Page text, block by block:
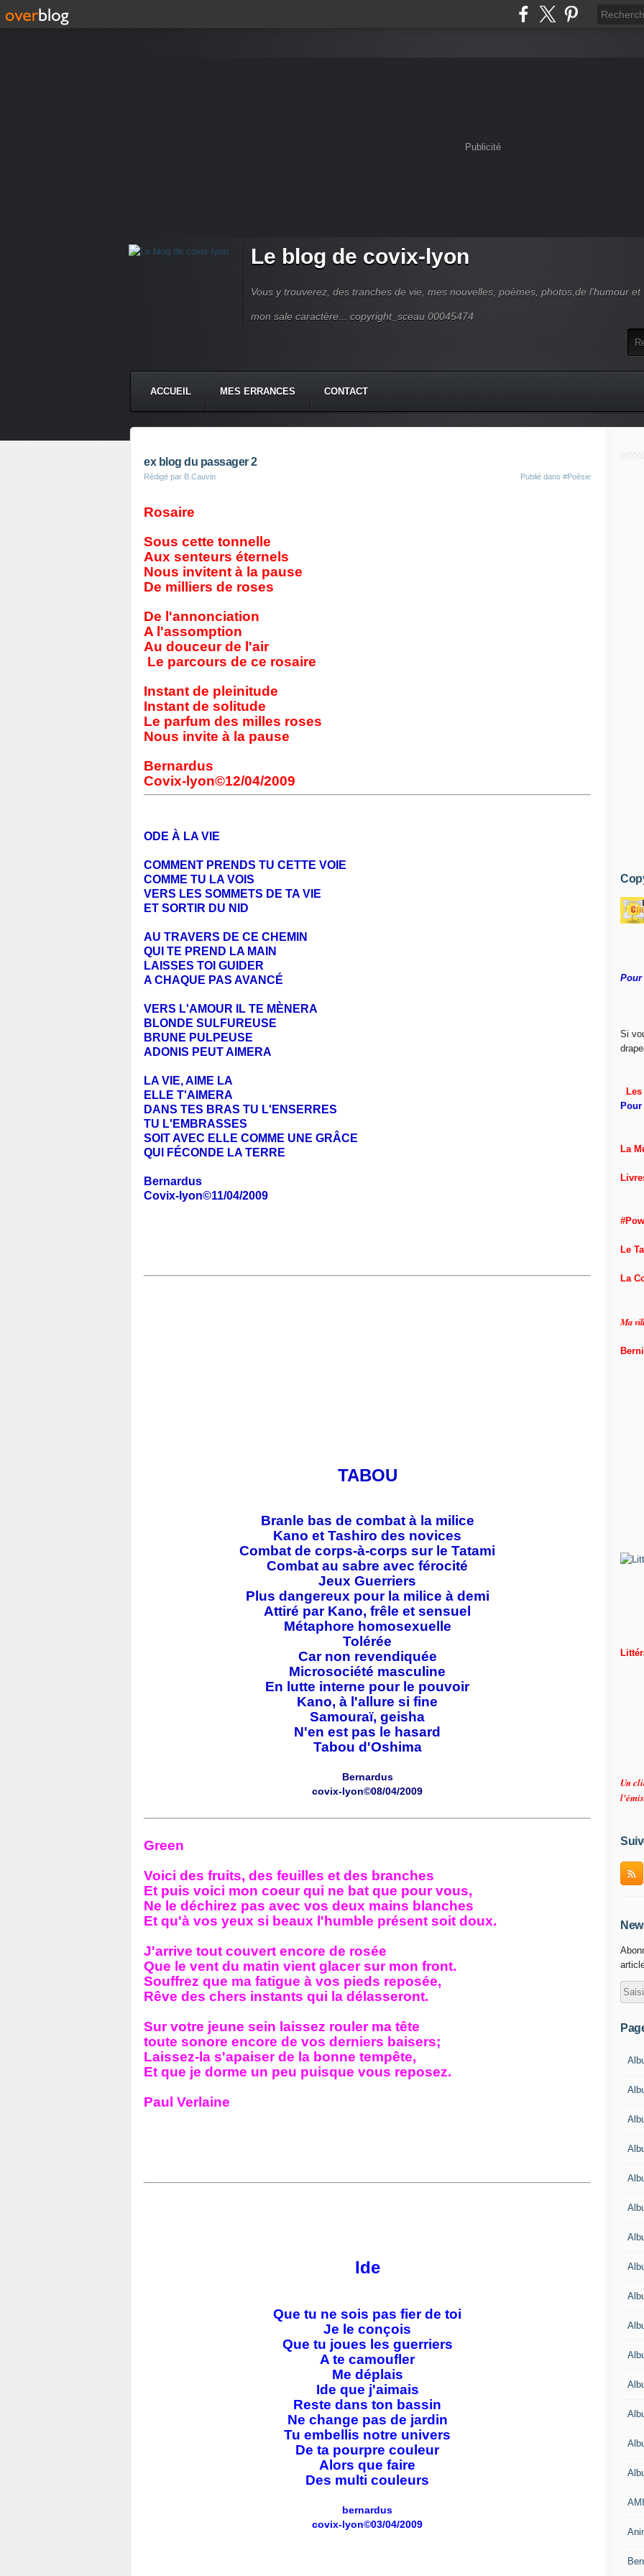
Publicité
Le blog de covix-lyon
Vous y trouverez, des tranches de vie, mes nouvelles, poèmes, photos,de l'humour et
mon sale caractère... copyright_sceau 00045474
ACCUEIL MES ERRANCES CONTACT
ex blog du passager 2
Rédigé par B.Cauvin Publié dans #Poésie
Rosaire
Sous cette tonnelle
Aux senteurs éternels
Nous invitent à la pause
De milliers de roses
De l'annonciation
A l'assomption
Au douceur de l'air
Le parcours de ce rosaire
Instant de pleinitude
Instant de solitude
Le parfum des milles roses
Nous invite à la pause
Bernardus
Covix-lyon©12/04/2009
ODE À LA VIE
COMMENT PRENDS TU CETTE VOIE
COMME TU LA VOIS
VERS LES SOMMETS DE TA VIE
ET SORTIR DU NID
AU TRAVERS DE CE CHEMIN
QUI TE PREND LA MAIN
LAISSES TOI GUIDER
A CHAQUE PAS AVANCÉ
VERS L'AMOUR IL TE MÈNERA
BLONDE SULFUREUSE
BRUNE PULPEUSE
ADONIS PEUT AIMERA
LA VIE, AIME LA
ELLE T'AIMERA
DANS TES BRAS TU L'ENSERRES
TU L'EMBRASSES
SOIT AVEC ELLE COMME UNE GRÂCE
QUI FÉCONDE LA TERRE
Bernardus
Covix-lyon©11/04/2009
TABOU
Branle bas de combat à la milice
Kano et Tashiro des novices
Combat de corps-à-corps sur le Tatami
Combat au sabre avec férocité
Jeux Guerriers
Plus dangereux pour la milice à demi
Attiré par Kano, frêle et sensuel
Métaphore homosexuelle
Tolérée
Car non revendiquée
Microsociété masculine
En lutte interne pour le pouvoir
Kano, à l'allure si fine
Samouraï, geisha
N'en est pas le hasard
Tabou d'Oshima
Bernardus
covix-lyon©08/04/2009
Green
Voici des fruits, des feuilles et des branches
Et puis voici mon coeur qui ne bat que pour vous,
Ne le déchirez pas avec vos deux mains blanches
Et qu'à vos yeux si beaux l'humble présent soit doux.
J'arrive tout couvert encore de rosée
Que le vent du matin vient glacer sur mon front.
Souffrez que ma fatigue à vos pieds reposée,
Rêve des chers instants qui la délasseront.
Sur votre jeune sein laissez rouler ma tête
toute sonore encore de vos derniers baisers;
Laissez-la s'apaiser de la bonne tempête,
Et que je dorme un peu puisque vous reposez.
Paul Verlaine
Ide
Que tu ne sois pas fier de toi
Je le conçois
Que tu joues les guerriers
A te camoufler
Me déplais
Ide que j'aimais
Reste dans ton bassin
Ne change pas de jardin
Tu embellis notre univers
De ta pourpre couleur
Alors que faire
Des multi couleurs
bernardus
covix-lyon©03/04/2009
Pour
Si
La
Le
La
Ma
Un